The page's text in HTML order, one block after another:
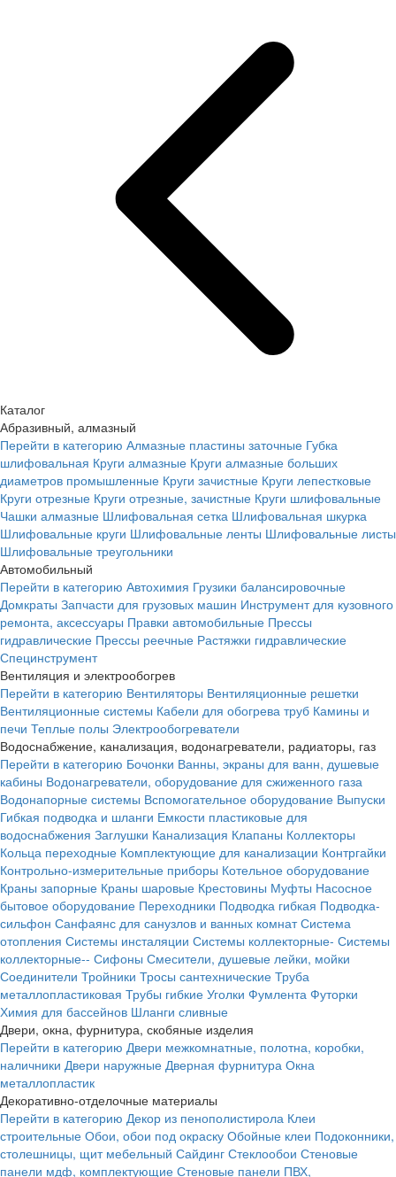
Каталог
Абразивный, алмазный
Перейти в категорию Алмазные пластины заточные Губка
шлифовальная Круги алмазные Круги алмазные больших
диаметров промышленные Круги зачистные Круги лепестковые
Круги отрезные Круги отрезные, зачистные Круги шлифовальные
Чашки алмазные Шлифовальная сетка Шлифовальная шкурка
Шлифовальные круги Шлифовальные ленты Шлифовальные листы
Шлифовальные треугольники
Автомобильный
Перейти в категорию Автохимия Грузики балансировочные
Домкраты Запчасти для грузовых машин Инструмент для кузовного
ремонта, аксессуары Правки автомобильные Прессы
гидравлические Прессы реечные Растяжки гидравлические
Специнструмент
Вентиляция и электрообогрев
Перейти в категорию Вентиляторы Вентиляционные решетки
Вентиляционные системы Кабели для обогрева труб Камины и
печи Теплые полы Электрообогреватели
Водоснабжение, канализация, водонагреватели, радиаторы, газ
Перейти в категорию Бочонки Ванны, экраны для ванн, душевые
кабины Водонагреватели, оборудование для сжиженного газа
Водонапорные системы Вспомогательное оборудование Выпуски
Гибкая подводка и шланги Емкости пластиковые для
водоснабжения Заглушки Канализация Клапаны Коллекторы
Кольца переходные Комплектующие для канализации Контргайки
Контрольно-измерительные приборы Котельное оборудование
Краны запорные Краны шаровые Крестовины Муфты Насосное
бытовое оборудование Переходники Подводка гибкая Подводка-
сильфон Санфаянс для санузлов и ванных комнат Система
отопления Системы инсталяции Системы коллекторные- Системы
коллекторные-- Сифоны Смесители, душевые лейки, мойки
Соединители Тройники Тросы сантехнические Труба
металлопластиковая Трубы гибкие Уголки Фумлента Футорки
Химия для бассейнов Шланги сливные
Двери, окна, фурнитура, скобяные изделия
Перейти в категорию Двери межкомнатные, полотна, коробки,
наличники Двери наружные Дверная фурнитура Окна
металлопластик
Декоративно-отделочные материалы
Перейти в категорию Декор из пенополистирола Клеи
строительные Обои, обои под окраску Обойные клеи Подоконники,
столешницы, щит мебельный Сайдинг Стеклообои Стеновые
панели мдф, комплектующие Стеновые панели ПВХ,